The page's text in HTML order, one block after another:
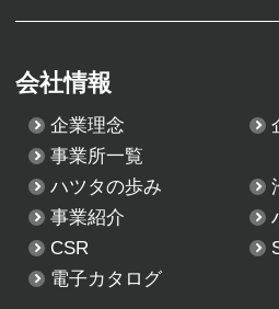
会社情報
企業理念
事業所一覧
ハツタの歩み
事業紹介
CSR
電子カタログ